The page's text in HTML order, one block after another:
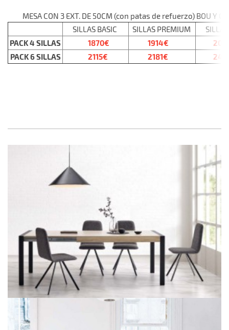
MESA CON 3 EXT. DE 50CM (con patas de refuerzo) BOU Y
SILLAS BASIC
SILLAS PREMIUM SILLAS
PACK 4 SILLAS 1870€ 1914€
PACK 6 SILLAS
2115€ 2181€